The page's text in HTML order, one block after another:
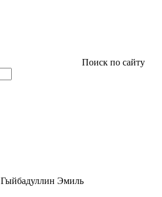
Поиск по сайту
Гыйбадуллин Эмиль